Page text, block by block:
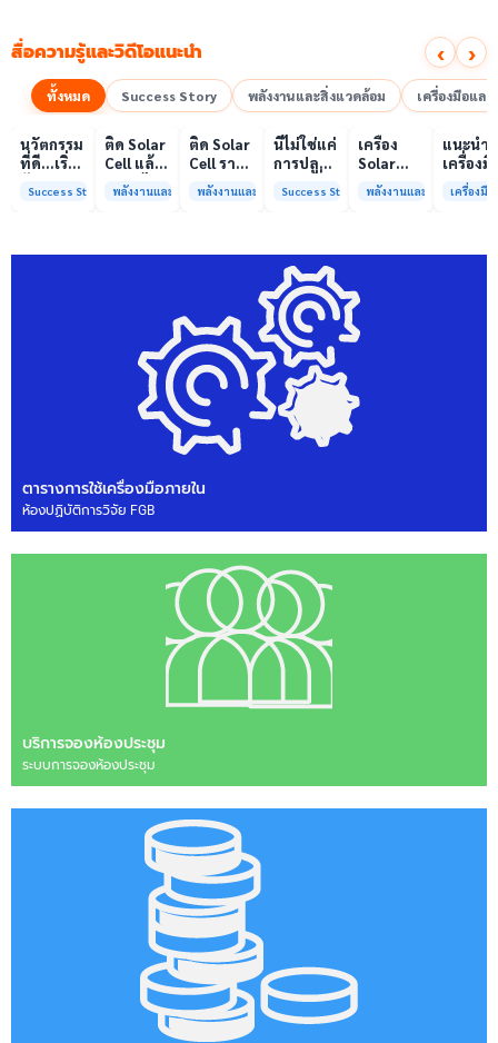
สื่อความรู้และวิดีโอแนะนำ ‹ ›
ทั้งหมด Success Story พลังงานและสิ่งแวดล้อม เครื่องมือแล
00:10
นวัตกรรม
ที่ดี…เริ่ม
ความร่วม
Success Story
00:10
ติด Solar
Cell แล้ว
ลดค่าไฟ
ได้จริง
พลังงานและสิ่งแวดล้อม
00:08
ติด Solar
Cell ราคา
แพง แต่
ค่าไฟ
พลังงานและสิ่งแวดล้อม
เล่นวิดีโอ
นี่ไม่ใช่แค่
การปลูก
คือการ
ให้ป่า
ต้นน้ำและ
ชุมชน
Success Story
เครื่อง
Solar
Simulator
มาตรฐาน
รับรอง
ISO/IEC17025
บริการ
พลังงานและสิ่งแวดล้อม
เล่
01:00
แนะนำ
เครื่องมื
วิเคราะ
ทดสอบ
การกลา
เครื่องมื
ตารางการใช้เครื่องมือภายใน
ห้องปฏิบัติการวิจัย FGB
บริการจองห้องประชุม
ระบบการจองห้องประชุม